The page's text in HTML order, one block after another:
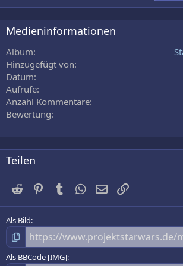
22
26
Times New Roman
Trebuchet MS
Medieninformationen
Album
Hinzugefügt von
Datum
Aufrufe
Anzahl Kommentare
Bewertung
Teilen
Reddit PinterestTumblrWhatsApp
E-Mail
Als Bild
Als BBCode [IMG]